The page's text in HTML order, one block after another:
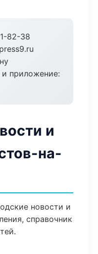
82-38
и приложение:
и
на-
новости и
справочник